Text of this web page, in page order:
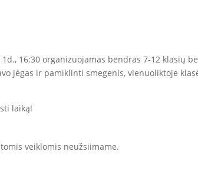
1d., 16:30organizuojamas bendras 7-12 klasių
jėgas ir pamiklinti smegenis, vienuoliktoje
laiką!
veiklomis neužsiimame.